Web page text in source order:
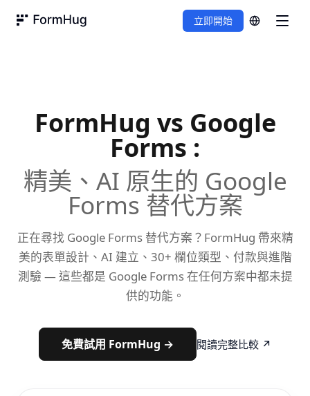
立即開始
FormHug vs Google
Forms :
精美、AI 原生的 Google
Forms 替代方案
正在尋找 Google Forms 替代方案？FormHug 帶來精
美的表單設計、AI 建立、30+ 欄位類型、付款與進階
測驗 — 這些都是 Google Forms 在任何方案中都未提
供的功能。
免費試用 FormHug → 閱讀完整比較 ↗